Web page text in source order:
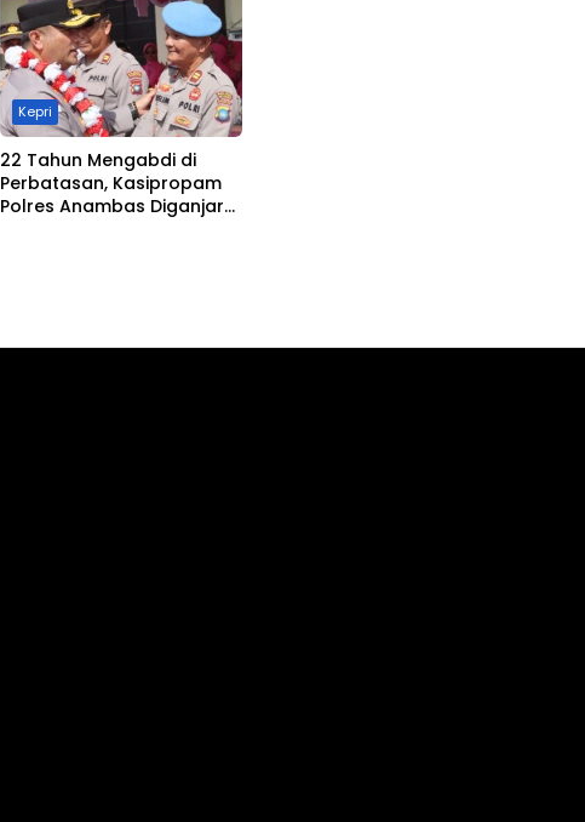
Kepri
22 Tahun Mengabdi di
Perbatasan, Kasipropam
Polres Anambas Diganjar